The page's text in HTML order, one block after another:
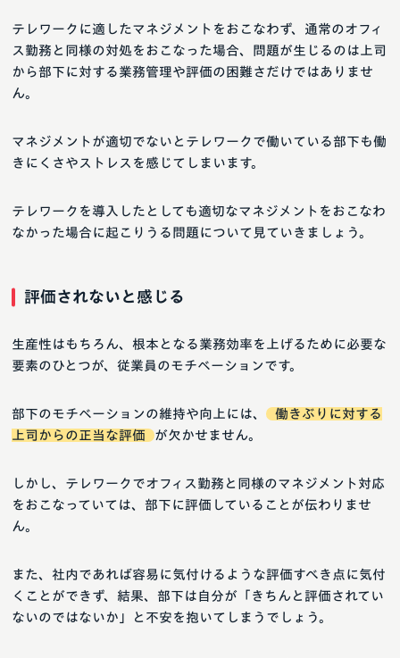
テレワークに適したマネジメントをおこなわず、通常のオフィ
ス勤務と同様の対処をおこなった場合、問題が生じるのは上司
から部下に対する業務管理や評価の困難さだけではありませ
ん。
マネジメントが適切でないとテレワークで働いている部下も働
きにくさやストレスを感じてしまいます。
テレワークを導入したとしても適切なマネジメントをおこなわ
なかった場合に起こりうる問題について見ていきましょう。
評価されないと感じる
生産性はもちろん、根本となる業務効率を上げるために必要な
要素のひとつが、従業員のモチベーションです。
部下のモチベーションの維持や向上には、
働きぶりに対する
上司からの正当な評価
が欠かせません。
しかし、テレワークでオフィス勤務と同様のマネジメント対応
をおこなっていては、部下に評価していることが伝わりませ
ん。
また、社内であれば容易に気付けるような評価すべき点に気付
くことができず、結果、部下は自分が「きちんと評価されてい
ないのではないか」と不安を抱いてしまうでしょう。